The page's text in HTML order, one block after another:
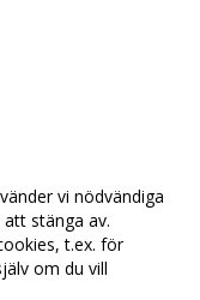
vi nödvändiga
stänga av.
t.ex. för
om du vill